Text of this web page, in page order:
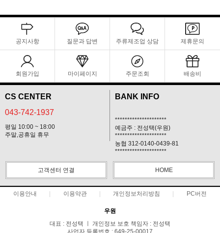
공지사항 질문과 답변 주류제조업 상담 제휴문의
회원가입 마이페이지 주문조회 배송비
CS CENTER
043-742-1937
평일 10:00 ~ 18:00
주말,공휴일 휴무
BANK INFO
*********************
예금주 : 전성택(우원)
*********************
농협 312-0140-0439-81
*********************
고객센터 연결 HOME
이용안내 이용약관 개인정보처리방침 PC버전
우원
대표 : 전성택 ㅣ 개인정보 보호 책임자 : 전성택